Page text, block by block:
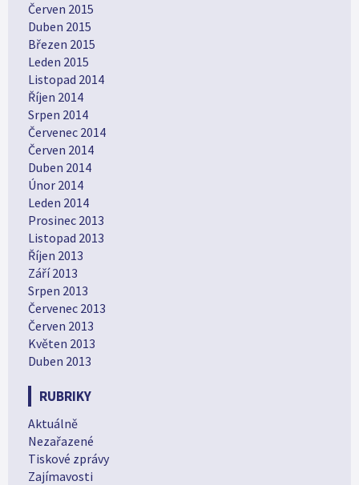
Červen 2015
Duben 2015
Březen 2015
Leden 2015
Listopad 2014
Říjen 2014
Srpen 2014
Červenec 2014
Červen 2014
Duben 2014
Únor 2014
Leden 2014
Prosinec 2013
Listopad 2013
Říjen 2013
Září 2013
Srpen 2013
Červenec 2013
Červen 2013
Květen 2013
Duben 2013
RUBRIKY
Aktuálně
Nezařazené
Tiskové zprávy
Zajímavosti